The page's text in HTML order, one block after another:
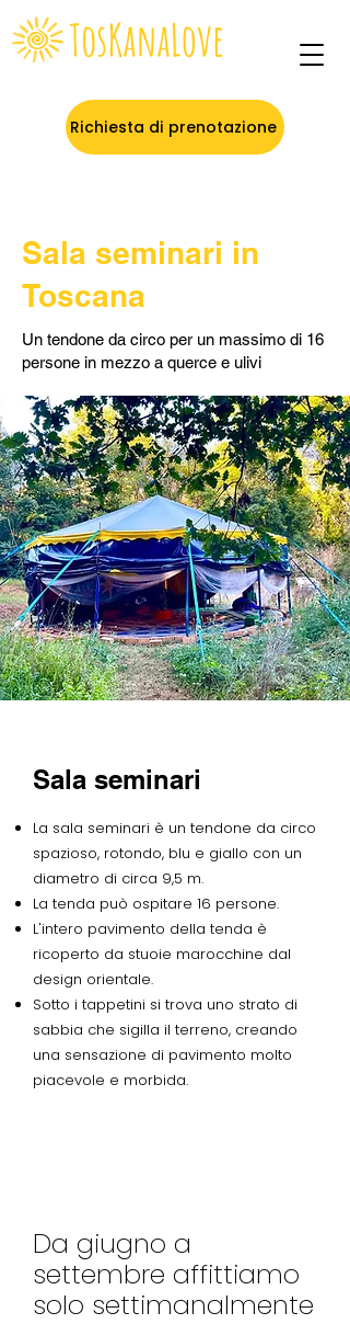
Richiesta di prenotazione
Sala seminari in
Toscana
Un tendone da circo per un massimo di 16
persone in mezzo a querce e ulivi
Sala seminari
La sala seminari è un tendone da circo
spazioso, rotondo, blu e giallo con un
diametro di circa 9,5 m.
La tenda può ospitare 16 persone.
L'intero pavimento della tenda è
ricoperto da stuoie marocchine dal
design orientale.
Sotto i tappetini si trova uno strato di
sabbia che sigilla il terreno, creando
una sensazione di pavimento molto
piacevole e morbida.
Da giugno a
settembre affittiamo
solo settimanalmente